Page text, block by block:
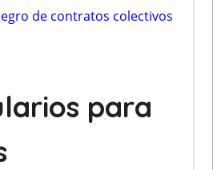
de contratos colectivos
para